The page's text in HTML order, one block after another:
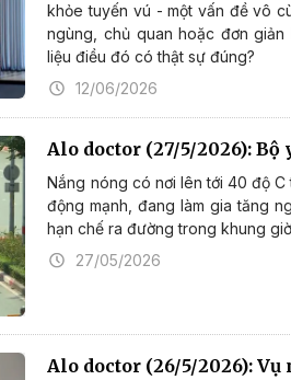
khỏe tuyến vú - một vấn đề vô
ngùng, chủ quan hoặc đơn giản
liệu điều đó có thật sự đúng?
12/06/2026
Alo doctor (27/5/2026): Bộ
Nắng nóng có nơi lên tới 40 độ C
động mạnh, đang làm gia tăng
hạn chế ra đường trong khung
27/05/2026
Alo doctor (26/5/2026):